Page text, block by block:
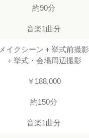
約90分
音楽1曲分
メイクシーン＋挙式前撮影
＋挙式・会場周辺撮影
￥188,000
約150分
音楽1曲分